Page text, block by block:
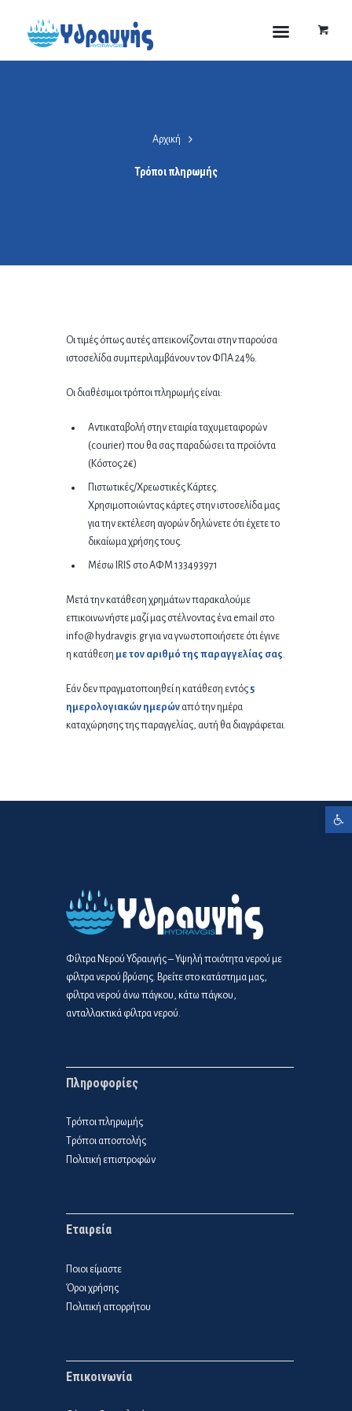
Ανοίξτε τη γραμμή εργαλείων
Αρχική
Τρόποι πληρωμής
Οι τιμές όπως αυτές απεικονίζονται στην παρούσα
ιστοσελίδα συμπεριλαμβάνουν τον ΦΠΑ 24%.
Οι διαθέσιμοι τρόποι πληρωμής είναι:
Αντικαταβολή στην εταιρία ταχυμεταφορών
(courier) που θα σας παραδώσει τα προϊόντα
(Κόστος 2€)
Πιστωτικές/Χρεωστικές Κάρτες.
Χρησιμοποιώντας κάρτες στην ιστοσελίδα μας
για την εκτέλεση αγορών δηλώνετε ότι έχετε το
δικαίωμα χρήσης τους.
Μέσω IRIS στο ΑΦΜ 133493971
Μετά την κατάθεση χρημάτων παρακαλούμε
επικοινωνήστε μαζί μας στέλνοντας ένα email στο
info@ hydravgis.gr για να γνωστοποιήσετε ότι έγινε
η κατάθεση με τον αριθμό της παραγγελίας σας.
Εάν δεν πραγματοποιηθεί η κατάθεση εντός5
ημερολογιακών ημερών από την ημέρα
καταχώρησης της παραγγελίας, αυτή θα διαγράφεται.
Φίλτρα Νερού Υδραυγής – Υψηλή ποιότητα νερού με
φίλτρα νερού βρύσης. Βρείτε στο κατάστημα μας,
φίλτρα νερού άνω πάγκου, κάτω πάγκου,
ανταλλακτικά φίλτρα νερού.
Πληροφορίες
Τρόποι πληρωμής
Τρόποι αποστολής
Πολιτική επιστροφών
Εταιρεία
Ποιοι είμαστε
Όροι χρήσης
Πολιτική απορρήτου
Επικοινωνία